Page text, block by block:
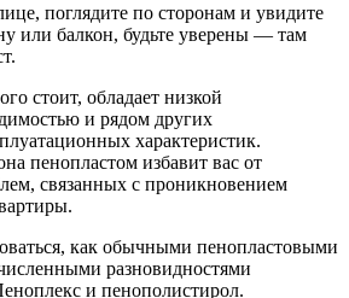
поглядите по сторонам и увидите
или балкон, будьте уверены — там
стоит, обладает низкой
и рядом других
характеристик.
пенопластом избавит вас от
связанных с проникновением
как обычными пенопластовыми
разновидностями
и пенополистирол.